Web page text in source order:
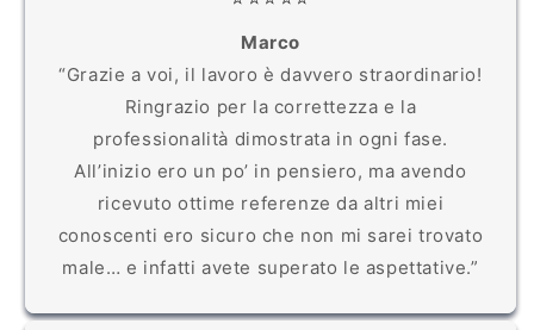
Marco
“Grazie a voi, il lavoro è davvero straordinario!
Ringrazio per la correttezza e la
professionalità dimostrata in ogni fase.
All’inizio ero un po’ in pensiero, ma avendo
ricevuto ottime referenze da altri miei
conoscenti ero sicuro che non mi sarei trovato
male… e infatti avete superato le aspettative.”